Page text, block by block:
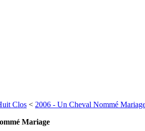
Clos < 2006 - Un Cheval Nommé
Mariage